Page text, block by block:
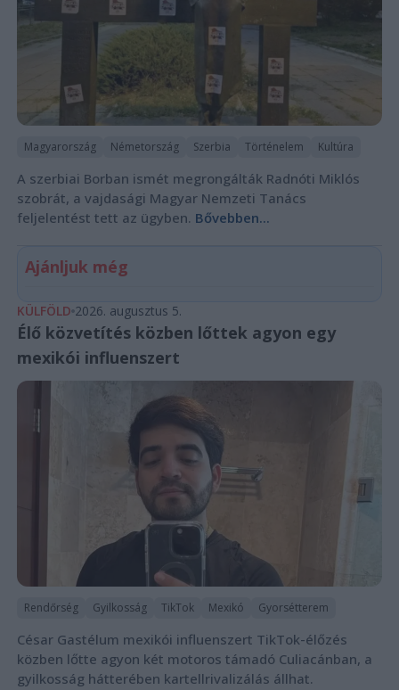
Magyarország Németország Szerbia Történelem Kultúra
A szerbiai Borban ismét megrongálták Radnóti Miklós
szobrát, a vajdasági Magyar Nemzeti Tanács
feljelentést tett az ügyben. Bővebben...
Ajánljuk még
KÜLFÖLD 2026. augusztus 5.
Élő közvetítés közben lőttek agyon egy
mexikói influenszert
Rendőrség Gyilkosság TikTok Mexikó Gyorsétterem
César Gastélum mexikói influenszert TikTok-élőzés
közben lőtte agyon két motoros támadó Culiacánban, a
gyilkosság hátterében kartellrivalizálás állhat.